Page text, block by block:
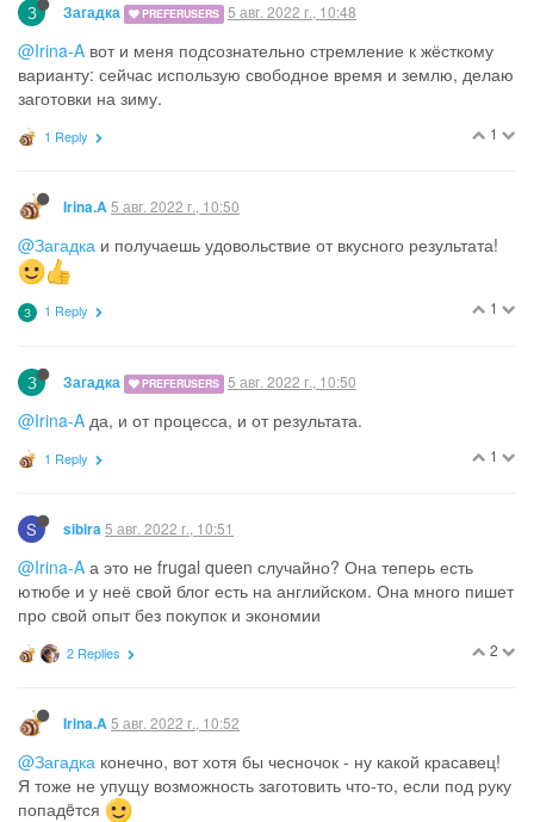
З Загадка PREFERUSERS 5 авг. 2022 г., 10:48
@Irina-A вот и меня подсознательно стремление к жёсткому
варианту: сейчас использую свободное время и землю, делаю
заготовки на зиму.
1
1 Reply
Irina.A5 авг. 2022 г., 10:50
@Загадка и получаешь удовольствие от вкусного результата!
1
З 1 Reply
З Загадка PREFERUSERS 5 авг. 2022 г., 10:50
@Irina-A да, и от процесса, и от результата.
1
1 Reply
S sibira 5 авг. 2022 г., 10:51
@Irina-A а это не frugal queen случайно? Она теперь есть
ютюбе и у неё свой блог есть на английском. Она много пишет
про свой опыт без покупок и экономии
2
2 Replies
Irina.A5 авг. 2022 г., 10:52
@Загадка конечно, вот хотя бы чесночок - ну какой красавец!
Я тоже не упущу возможность заготовить что-то, если под руку
попадëтся